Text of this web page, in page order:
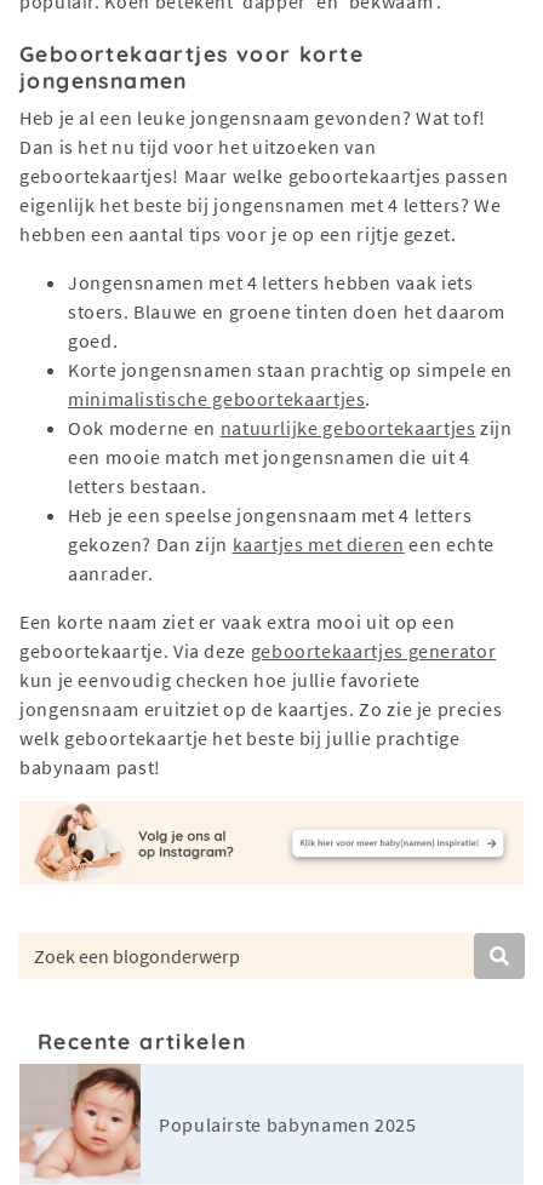
Geboortekaartjes voor korte
jongensnamen
Heb je al een leuke jongensnaam gevonden? Wat tof!
Dan is het nu tijd voor het uitzoeken van
geboortekaartjes! Maar welke geboortekaartjes passen
eigenlijk het beste bij jongensnamen met 4 letters? We
hebben een aantal tips voor je op een rijtje gezet.
Jongensnamen met 4 letters hebben vaak iets
stoers. Blauwe en groene tinten doen het daarom
goed.
Korte jongensnamen staan prachtig op simpele en
minimalistische geboortekaartjes.
Ook moderne en natuurlijke geboortekaartjes zijn
een mooie match met jongensnamen die uit 4
letters bestaan.
Heb je een speelse jongensnaam met 4 letters
gekozen? Dan zijn kaartjes met dieren een echte
aanrader.
Een korte naam ziet er vaak extra mooi uit op een
geboortekaartje. Via deze geboortekaartjes generator
kun je eenvoudig checken hoe jullie favoriete
jongensnaam eruitziet op de kaartjes. Zo zie je precies
welk geboortekaartje het beste bij jullie prachtige
babynaam past!
Recente artikelen
Populairste babynamen 2025